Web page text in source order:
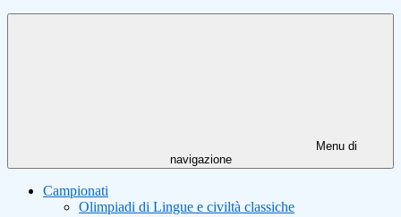
Menu di
navigazione
Campionati
Olimpiadi di Lingue e civiltà classiche